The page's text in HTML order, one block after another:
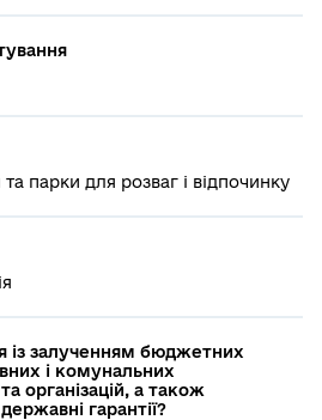
парки для розваг і відпочинку
із залученням бюджетних
і комунальних
організацій, а також
гарантії?